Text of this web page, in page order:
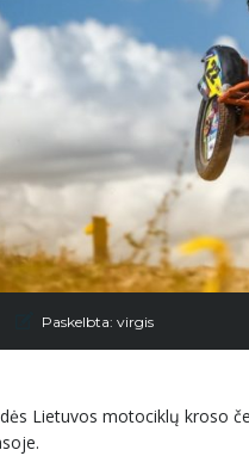
Paskelbta: virgis
Lietuvos motociklų kroso